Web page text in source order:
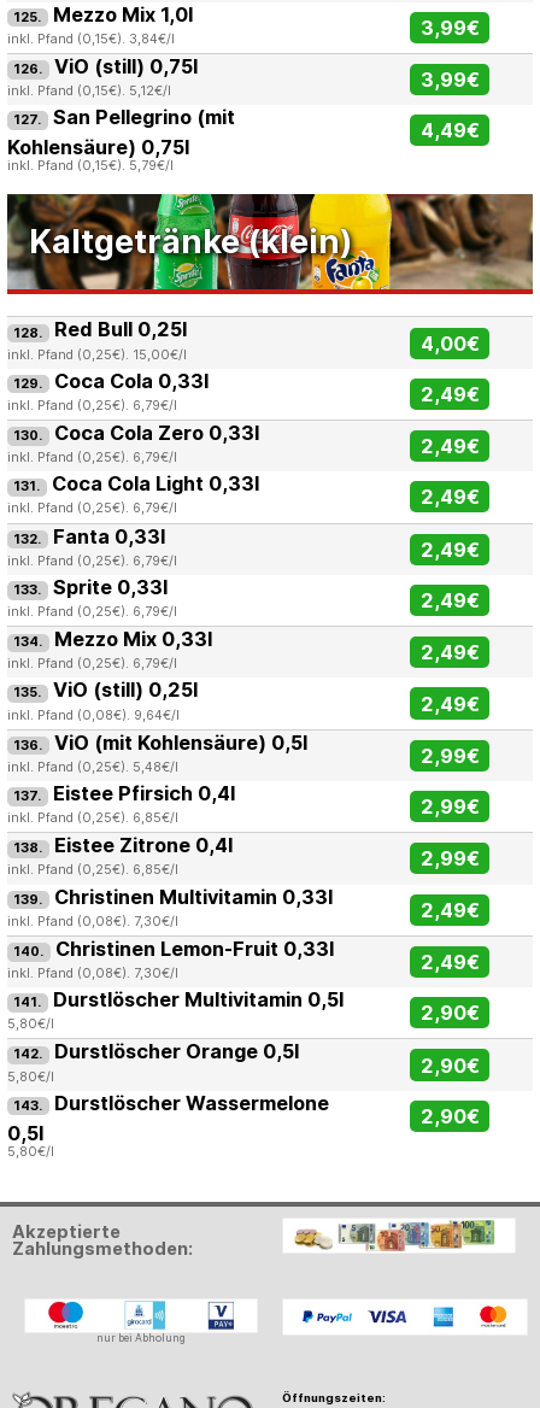
125. Mezzo Mix 1,0l
inkl. Pfand (0,15€). 3,84€/l 3,99€
126. ViO (still) 0,75l
inkl. Pfand (0,15€). 5,12€/l 3,99€
127. San Pellegrino (mit
Kohlensäure) 0,75l
inkl. Pfand (0,15€). 5,79€/l
4,49€
Kaltgetränke (klein)
128. Red Bull 0,25l
inkl. Pfand (0,25€). 15,00€/l 4,00€
129. Coca Cola 0,33l
inkl. Pfand (0,25€). 6,79€/l 2,49€
130. Coca Cola Zero 0,33l
inkl. Pfand (0,25€). 6,79€/l 2,49€
131. Coca Cola Light 0,33l
inkl. Pfand (0,25€). 6,79€/l 2,49€
132. Fanta 0,33l
inkl. Pfand (0,25€). 6,79€/l 2,49€
133. Sprite 0,33l
inkl. Pfand (0,25€). 6,79€/l 2,49€
134. Mezzo Mix 0,33l
inkl. Pfand (0,25€). 6,79€/l 2,49€
135. ViO (still) 0,25l
inkl. Pfand (0,08€). 9,64€/l 2,49€
136. ViO (mit Kohlensäure) 0,5l
inkl. Pfand (0,25€). 5,48€/l 2,99€
137. Eistee Pfirsich 0,4l
inkl. Pfand (0,25€). 6,85€/l 2,99€
138. Eistee Zitrone 0,4l
inkl. Pfand (0,25€). 6,85€/l 2,99€
139. Christinen Multivitamin 0,33l
inkl. Pfand (0,08€). 7,30€/l 2,49€
140. Christinen Lemon-Fruit 0,33l
inkl. Pfand (0,08€). 7,30€/l 2,49€
141. Durstlöscher Multivitamin 0,5l
5,80€/l 2,90€
142. Durstlöscher Orange 0,5l
5,80€/l 2,90€
143. Durstlöscher Wassermelone
0,5l
5,80€/l
2,90€
Akzeptierte
Zahlungsmethoden:
nur bei Abholung
Öffnungszeiten: